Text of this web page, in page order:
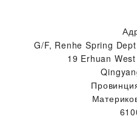
G/F, Renhe Spring
19 Erhuan